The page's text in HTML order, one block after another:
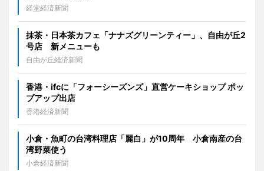
経堂経済新聞
抹茶・日本茶カフェ「ナナズグリーンティー」、自由が丘2
号店 新メニューも
自由が丘経済新聞
香港・ifcに「フォーシーズンズ」直営ケーキショップ ポッ
プアップ出店
香港経済新聞
小倉・魚町の台湾料理店「麗白」が10周年 小倉南産の台
湾野菜使う
小倉経済新聞